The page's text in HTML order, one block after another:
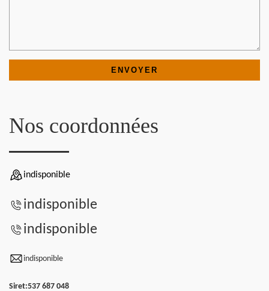
Nos coordonnées
indisponible
indisponible
indisponible
indisponible
Siret:537 687 048